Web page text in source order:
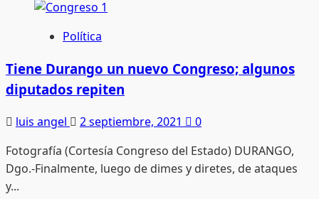
about
Opiniones
legisladores
contrastan
con
resultados
JRAT
Política
Tiene Durango un nuevo Congreso; algunos
diputados repiten
luis angel 2 septiembre, 2021
0
Fotografía (Cortesía Congreso del Estado) DURANGO,
Dgo.-Finalmente, luego de dimes y diretes, de ataques
y...